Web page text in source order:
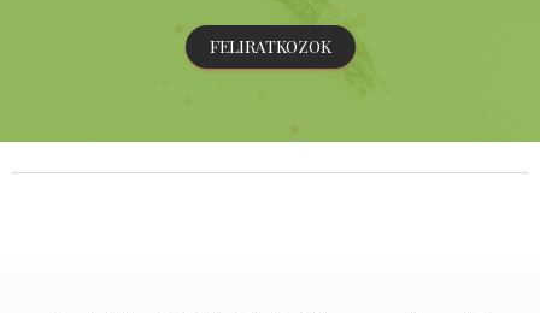
FELIRATKOZOK